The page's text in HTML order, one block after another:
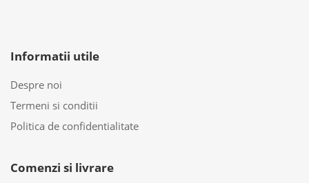
Informatii utile
Despre noi
Termeni si conditii
Politica de confidentialitate
Comenzi si livrare